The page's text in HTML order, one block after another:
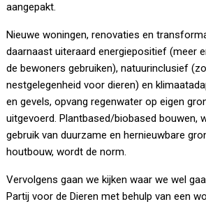
aangepakt.
Nieuwe woningen, renovaties en
daarnaast uiteraard energiepositief (meer
de bewoners gebruiken), natuurinclusief
nestgelegenheid voor dieren) en
en gevels, opvang regenwater op eigen
uitgevoerd. Plantbased/biobased bouwen,
gebruik van duurzame en hernieuwbare
houtbouw, wordt de norm.
Vervolgens gaan we kijken waar we wel
Partij voor de Dieren met behulp van een